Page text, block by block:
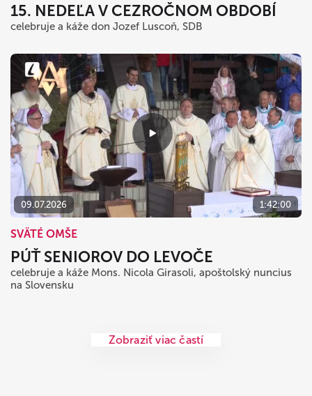
15. NEDEĽA V CEZROČNOM OBDOBÍ
celebruje a káže don Jozef Luscoň, SDB
09.07.2026 1:42:00
SVÄTÉ OMŠE
PÚŤ SENIOROV DO LEVOČE
celebruje a káže Mons. Nicola Girasoli, apoštolský nuncius
na Slovensku
Zobraziť viac častí